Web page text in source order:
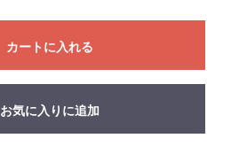
カートに入れる
お気に入りに追加